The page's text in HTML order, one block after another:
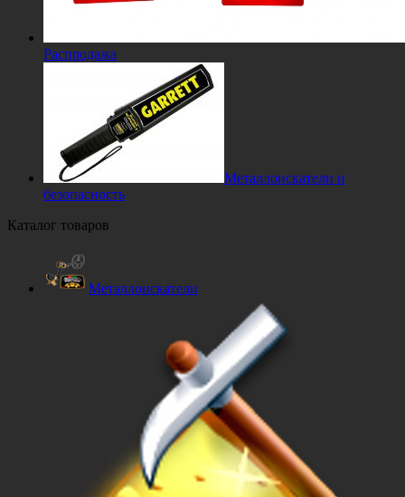
Распродажа
Металлоискатели и
безопасность
Каталог товаров
Металлоискатели